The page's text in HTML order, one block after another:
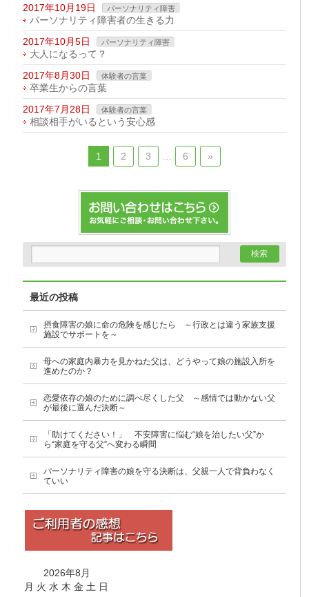
2017年10月19日
パーソナリティ障害
パーソナリティ障害者の生きる力
2017年10月5日
パーソナリティ障害
大人になるって？
2017年8月30日
体験者の言葉
卒業生からの言葉
2017年7月28日
体験者の言葉
相談相手がいるという安心感
1 2 3 6 »
最近の投稿
摂食障害の娘に命の危険を感じたら ～行政とは違う家族支援
施設でサポートを～
母への家庭内暴力を見かねた父は、どうやって娘の施設入所を
進めたのか？
恋愛依存の娘のために調べ尽くした父 ～感情では動かない父
が最後に選んだ決断～
「助けてください！」 不安障害に悩む“娘を治したい父”か
ら“家庭を守る父”へ変わる瞬間
パーソナリティ障害の娘を守る決断は、父親一人で背負わなく
ていい
2026年8月
月 火 水 木 金 土 日